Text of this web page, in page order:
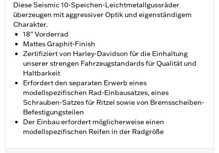
Diese Seismic 10-Speichen-Leichtmetallgussräder
überzeugen mit aggressiver Optik und eigenständigem
Charakter.
18" Vorderrad
Mattes Graphit-Finish
Zertifiziert von Harley-Davidson für die Einhaltung
unserer strengen Fahrzeugstandards für Qualität und
Haltbarkeit
Erfordert den separaten Erwerb eines
modellspezifischen Rad-Einbausatzes, eines
Schrauben-Satzes für Ritzel sowie von Bremsscheiben-
Befestigungsteilen
Der Einbau erfordert möglicherweise einen
modellspezifischen Reifen in der Radgröße